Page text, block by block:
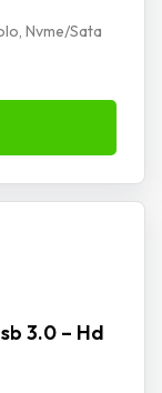
Nvme/Sata
3.0 – Hd